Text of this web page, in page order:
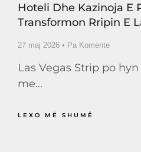
Hoteli Dhe Kazinoja E
Transformon Rripin E
27 maj 2026 Pa Komente
Las Vegas Strip po
me...
LEXO MË SHUMË